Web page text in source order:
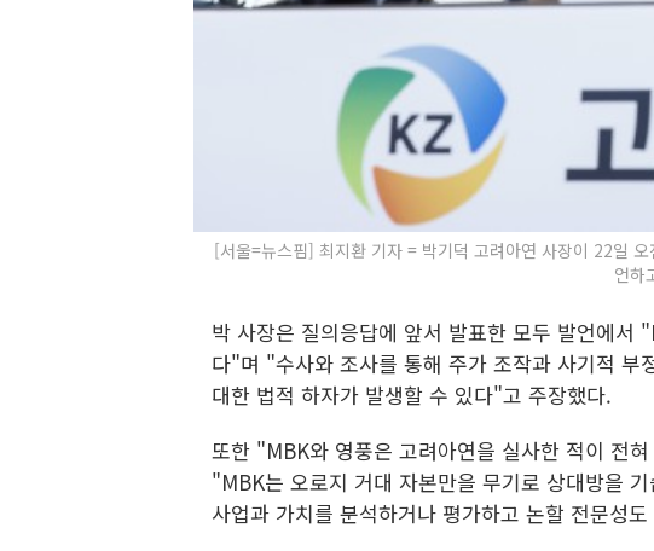
[서울=뉴스핌] 최지환 기자 = 박기덕 고려아연 사장이 22일
언
박 사장은 질의응답에 앞서 발표한 모두 발언에서
다"며 "수사와 조사를 통해 주가 조작과 사기적 부
대한 법적 하자가 발생할 수 있다"고 주장했다.
또한 "MBK와 영풍은 고려아연을 실사한 적이 전
"MBK는 오로지 거대 자본만을 무기로 상대방을
사업과 가치를 분석하거나 평가하고 논할 전문성